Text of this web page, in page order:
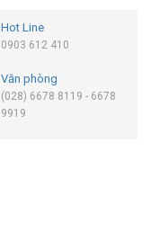
Hot Line
0903 612 410
Văn phòng
(028) 6678 8119 - 6678
9919